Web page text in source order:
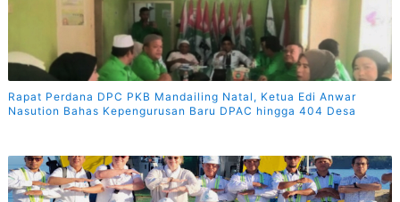
Rapat Perdana DPC PKB Mandailing Natal, Ketua Edi Anwar
Nasution Bahas Kepengurusan Baru DPAC hingga 404 Desa